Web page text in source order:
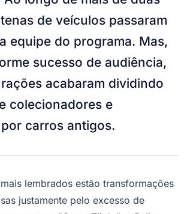
de veículos passaram
equipe do programa. Mas,
sucesso de audiência,
acabaram dividindo
colecionadores e
carros antigos.
lembrados estão transformações
justamente pelo excesso de